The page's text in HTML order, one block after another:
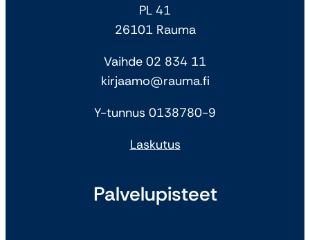
PL 41
26101 Rauma
Vaihde 02 834 11
kirjaamo@rauma.fi
Y-tunnus 0138780-9
Laskutus
Palvelupisteet